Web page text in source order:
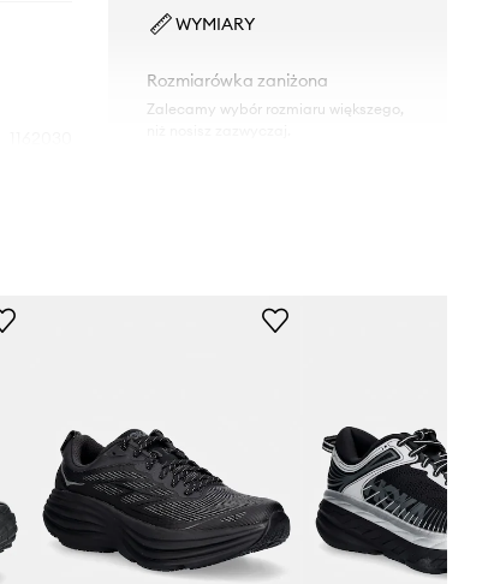
WYMIARY
Rozmiarówka zaniżona
Zalecamy wybór rozmiaru większego,